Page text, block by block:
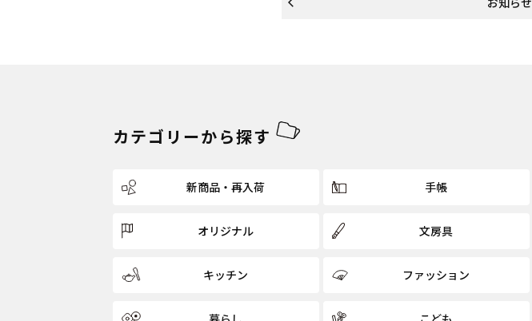
カテゴリーから探す
新商品・再入荷 手帳
オリジナル 文房具
キッチン ファッション